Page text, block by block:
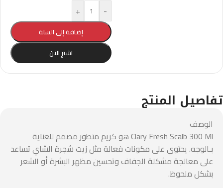
-
+
إضافة إلى السلة
اشترِ الآن
تفاصيل المنتج
الوصف
Clary Fresh Scalb 300 Ml هو كريم متطور مصمم للعناية
بـالوجه. يحتوي على مكونات فعالة مثل زيت شجرة الشاي تساعد
على معالجة مشكلة الجفاف وتحسين مظهر البشرة أو الشعر
بشكل ملحوظ.